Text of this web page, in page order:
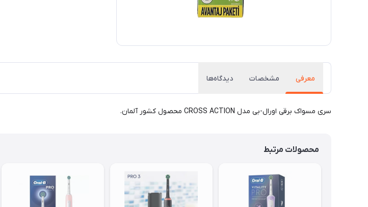
معرفی مشخصات دیدگاه‌ها
سری مسواک برقی اورال-بی مدل CROSS ACTION محصول کشور آلمان.
محصولات مرتبط